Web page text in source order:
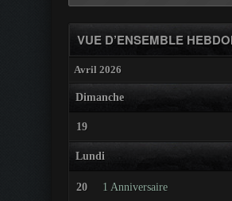
VUE D’ENSEMBLE
Avril 2026
Dimanche
19
Lundi
20 1 Anniversaire